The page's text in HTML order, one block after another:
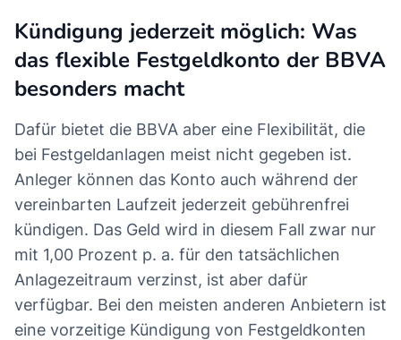
Kündigung jederzeit möglich: Was
das flexible Festgeldkonto der BBVA
besonders macht
Dafür bietet die BBVA aber eine Flexibilität, die
bei Festgeldanlagen meist nicht gegeben ist.
Anleger können das Konto auch während der
vereinbarten Laufzeit jederzeit gebührenfrei
kündigen. Das Geld wird in diesem Fall zwar nur
mit 1,00 Prozent p. a. für den tatsächlichen
Anlagezeitraum verzinst, ist aber dafür
verfügbar. Bei den meisten anderen Anbietern ist
eine vorzeitige Kündigung von Festgeldkonten